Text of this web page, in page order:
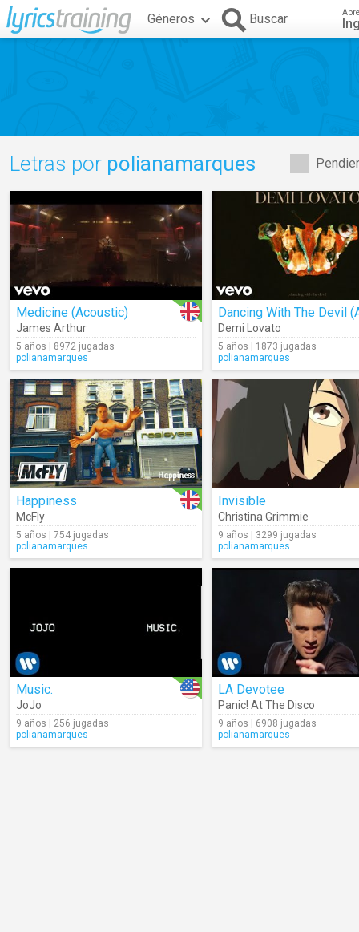
Géneros Buscar
Letras por polianamarques
Medicine (Acoustic)
James Arthur
5 años | 8972 jugadas
polianamarques
Demi Lovato
5 años | 1873 jugadas
polianamarques
Happiness
McFly
5 años | 754 jugadas
polianamarques
Invisible
Christina Grimmie
9 años | 3299 jugadas
polianamarques
Music.
JoJo
9 años | 256 jugadas
polianamarques
LA Devotee
Panic! At The Disco
9 años | 6908 jugadas
polianamarques